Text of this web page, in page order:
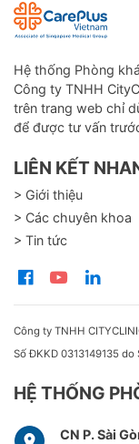
Hệ thống Phòng
Công ty TNHH
trên trang web chỉ
để được tư vấn
LIÊN KẾT
> Giới thiệu
> Các chuyên khoa
> Tin tức
Công ty TNHH
Số ĐKKD 0313149135
HỆ THỐNG
CN P. Sài